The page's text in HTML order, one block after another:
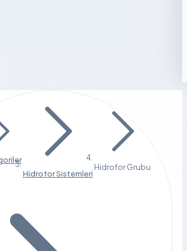
Hidrofor Sistemleri
Hidrofor Grubu